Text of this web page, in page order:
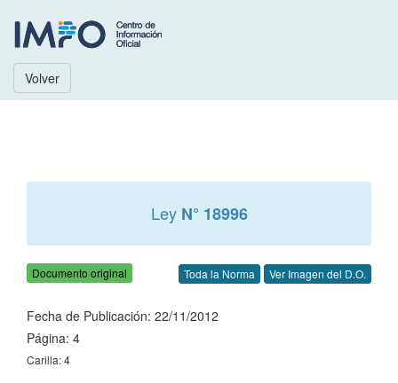
Volver
Ley N° 18996
Documento original Toda la Norma Ver Imagen del D.O.
Fecha de Publicación: 22/11/2012
Página: 4
Carilla: 4